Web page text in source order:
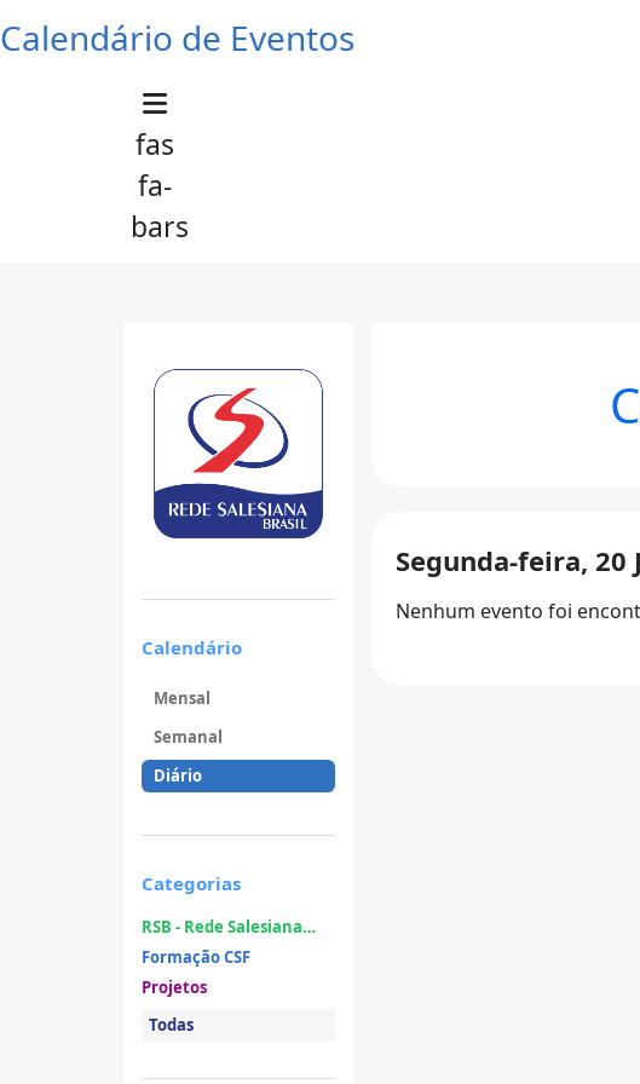
Calendário de Eventos
fas
fa-
bars
Calendário
Mensal
Semanal
Diário
Categorias
RSB - Rede Salesiana
Formação CSF
Projetos
Todas
Segunda-feira, 20
Nenhum evento foi